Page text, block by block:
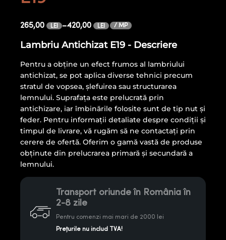
265,00 LEI –420,00 LEI / MP
Lambriu Antichizat E19 - Descriere
Pentru a obține un efect frumos al lambriului
antichizat, se pot aplica diverse tehnici precum
stratul de vopsea, șlefuirea sau structurarea
lemnului. Suprafața este prelucrată prin
antichizare, iar îmbinările folosite sunt de tip nut și
feder. Pentru informații detaliate despre condiții și
timpul de livrare, vă rugăm să ne contactați prin
cerere de ofertă. Oferim o gamă vastă de produse
obținute din prelucrarea primară și secundară a
lemnului.
Transport oriunde în România în
2-8 zile
Pentru comenzi mai mari de 2000 lei
Prețurile nu includ TVA!